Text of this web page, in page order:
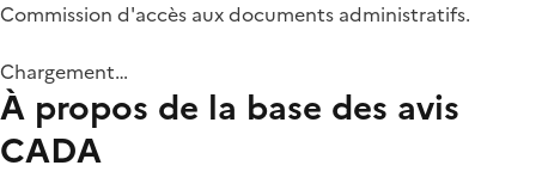
Commission d'accès aux documents administratifs.
Chargement…
À propos de la base des avis
CADA